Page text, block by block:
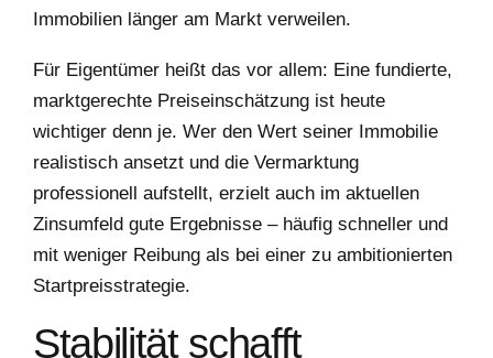
Immobilien länger am Markt verweilen.
Für Eigentümer heißt das vor allem: Eine fundierte,
marktgerechte Preiseinschätzung ist heute
wichtiger denn je. Wer den Wert seiner Immobilie
realistisch ansetzt und die Vermarktung
professionell aufstellt, erzielt auch im aktuellen
Zinsumfeld gute Ergebnisse – häufig schneller und
mit weniger Reibung als bei einer zu ambitionierten
Startpreisstrategie.
Stabilität schafft